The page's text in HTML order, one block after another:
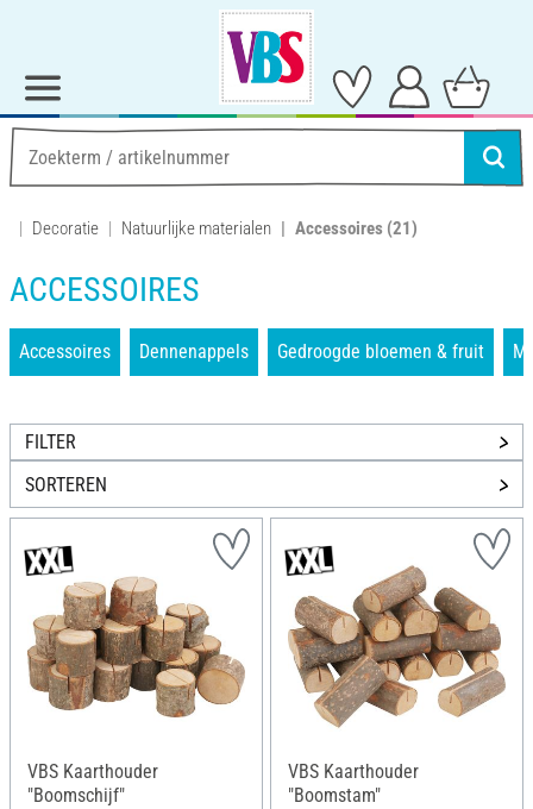
Decoratie Natuurlijke materialen Accessoires (21)
ACCESSOIRES
Accessoires Dennenappels Gedroogde bloemen & fruit
FILTER
SORTEREN
VBS Kaarthouder
"Boomschijf"
VBS Kaarthouder
"Boomstam"